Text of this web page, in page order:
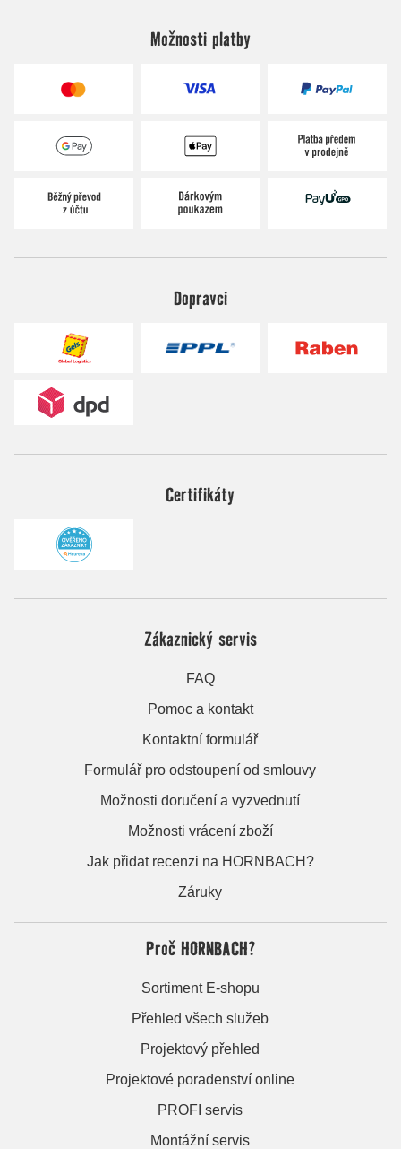
Možnosti platby
Dopravci
Certifikáty
Zákaznický servis
FAQ
Pomoc a kontakt
Kontaktní formulář
Formulář pro odstoupení od smlouvy
Možnosti doručení a vyzvednutí
Možnosti vrácení zboží
Jak přidat recenzi na HORNBACH?
Záruky
Proč HORNBACH?
Sortiment E-shopu
Přehled všech služeb
Projektový přehled
Projektové poradenství online
PROFI servis
Montážní servis